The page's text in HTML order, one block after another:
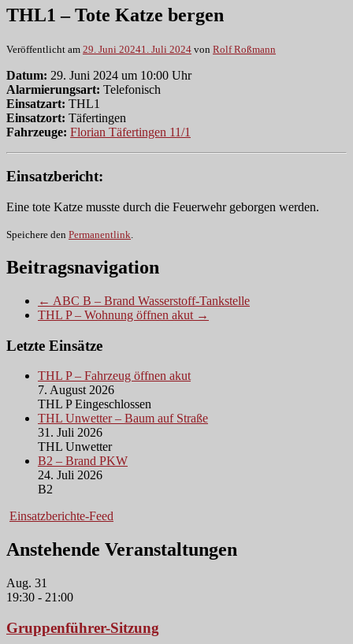
THL1 – Tote Katze bergen
Veröffentlicht am 29. Juni 20241. Juli 2024 von Rolf Roßmann
Datum: 29. Juni 2024 um 10:00 Uhr
Alarmierungsart: Telefonisch
Einsatzart: THL1
Einsatzort: Täfertingen
Fahrzeuge: Florian Täfertingen 11/1
Einsatzbericht:
Eine tote Katze musste durch die Feuerwehr geborgen werden.
Speichere den Permanentlink.
Beitragsnavigation
← ABC B – Brand Wasserstoff-Tankstelle
THL P – Wohnung öffnen akut →
Letzte Einsätze
THL P – Fahrzeug öffnen akut
7. August 2026
THL P Eingeschlossen
THL Unwetter – Baum auf Straße
31. Juli 2026
THL Unwetter
B2 – Brand PKW
24. Juli 2026
B2
Einsatzberichte-Feed
Anstehende Veranstaltungen
Aug. 31
19:30 - 21:00
Gruppenführer-Sitzung